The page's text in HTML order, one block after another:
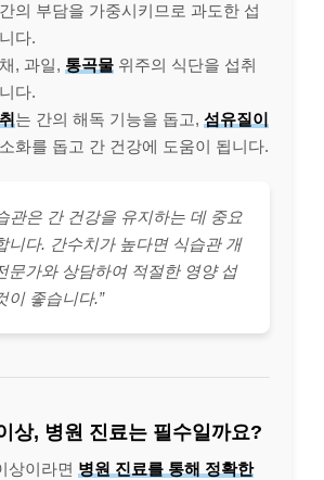
의 부담을 가중시키므로 과도한 섭
다.
, 과일, 통곡물 위주의 식단을 섭취
다.
는 간의 해독 기능을 돕고, 섬유질이
화를 돕고 간 건강에 도움이 됩니다.
관은 간 건강을 유지하는 데 중요
니다. 간수치가 높다면 식습관 개
문가와 상담하여 적절한 영양 섭
이 좋습니다.”
상, 병원 진료는 필수일까요?
상이라면 병원 진료를 통해 정확한